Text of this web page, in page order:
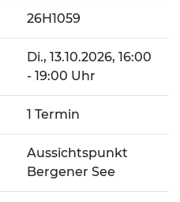
26H1059
Di., 13.10.2026, 16:00
- 19:00 Uhr
1 Termin
Aussichtspunkt
Bergener See